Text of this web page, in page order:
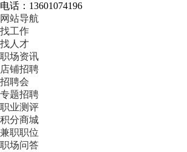
电话：13601074196
网站导航
找工作
找人才
职场资讯
店铺招聘
招聘会
专题招聘
职业测评
积分商城
兼职职位
职场问答